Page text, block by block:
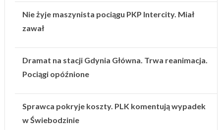
Nie żyje maszynista pociągu PKP Intercity. Miał
zawał
Dramat na stacji Gdynia Główna. Trwa reanimacja.
Pociągi opóźnione
Sprawca pokryje koszty. PLK komentują wypadek
w Świebodzinie